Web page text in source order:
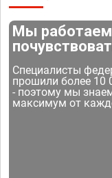
Мы
Специалисты
прошили более 10
- поэтому мы
максимум от